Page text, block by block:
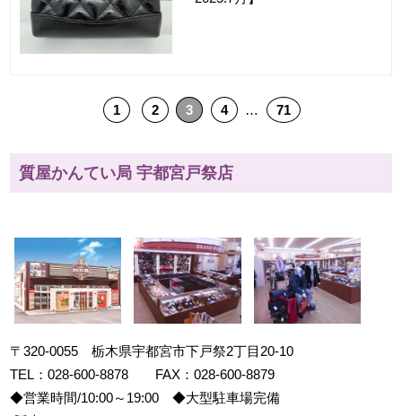
1 2 3 4 … 71
質屋かんてい局 宇都宮戸祭店
〒320-0055 栃木県宇都宮市下戸祭2丁目20-10
TEL：028-600-8878 FAX：028-600-8879
◆営業時間/10:00～19:00 ◆大型駐車場完備